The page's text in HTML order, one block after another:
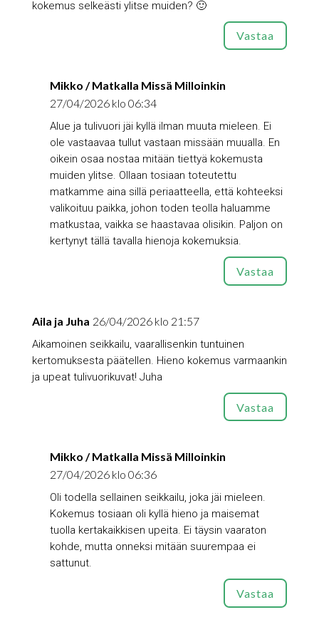
kokemus selkeästi ylitse muiden? 🙂
Vastaa
Mikko / Matkalla Missä Milloinkin
27/04/2026 klo 06:34
Alue ja tulivuori jäi kyllä ilman muuta mieleen. Ei
ole vastaavaa tullut vastaan missään muualla. En
oikein osaa nostaa mitään tiettyä kokemusta
muiden ylitse. Ollaan tosiaan toteutettu
matkamme aina sillä periaatteella, että kohteeksi
valikoituu paikka, johon toden teolla haluamme
matkustaa, vaikka se haastavaa olisikin. Paljon on
kertynyt tällä tavalla hienoja kokemuksia.
Vastaa
Aila ja Juha 26/04/2026 klo 21:57
Aikamoinen seikkailu, vaarallisenkin tuntuinen
kertomuksesta päätellen. Hieno kokemus varmaankin
ja upeat tulivuorikuvat! Juha
Vastaa
Mikko / Matkalla Missä Milloinkin
27/04/2026 klo 06:36
Oli todella sellainen seikkailu, joka jäi mieleen.
Kokemus tosiaan oli kyllä hieno ja maisemat
tuolla kertakaikkisen upeita. Ei täysin vaaraton
kohde, mutta onneksi mitään suurempaa ei
sattunut.
Vastaa